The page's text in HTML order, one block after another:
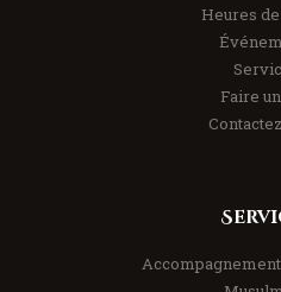
Heures
Faire